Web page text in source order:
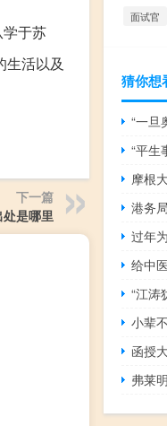
于苏
生活以及
下一篇
处是哪里
面试官
猜你想
“一旦
“平生
港务
过年
给中
“江涛
小辈
函授
弗莱